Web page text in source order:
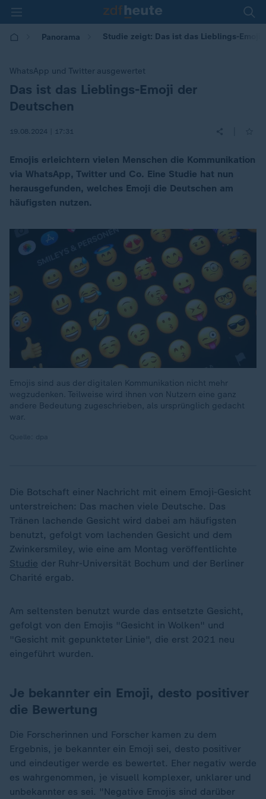
Panorama Studie zeigt: Das ist das Lieblings-Emoji
WhatsApp und Twitter ausgewertet
:Das ist das Lieblings-Emoji der
Deutschen
19.08.2024 | 17:31
Emojis erleichtern vielen Menschen die Kommunikation
via WhatsApp, Twitter und Co. Eine Studie hat nun
herausgefunden, welches Emoji die Deutschen am
häufigsten nutzen.
Emojis sind aus der digitalen Kommunikation nicht mehr
wegzudenken. Teilweise wird ihnen von Nutzern eine ganz
andere Bedeutung zugeschrieben, als ursprünglich gedacht
war.
Die Botschaft einer Nachricht mit einem Emoji-Gesicht
unterstreichen: Das machen viele Deutsche. Das
Tränen lachende Gesicht wird dabei am häufigsten
benutzt, gefolgt vom lachenden Gesicht und dem
Zwinkersmiley, wie eine am Montag veröffentlichte
Studie der Ruhr-Universität Bochum und der Berliner
Charité ergab.
Am seltensten benutzt wurde das entsetzte Gesicht,
gefolgt von den Emojis "Gesicht in Wolken" und
"Gesicht mit gepunkteter Linie", die erst 2021 neu
eingeführt wurden.
Je bekannter ein Emoji, desto positiver
die Bewertung
Die Forscherinnen und Forscher kamen zu dem
Ergebnis, je bekannter ein Emoji sei, desto positiver
und eindeutiger werde es bewertet. Eher negativ werde
es wahrgenommen, je visuell komplexer, unklarer und
unbekannter es sei. "Negative Emojis sind darüber